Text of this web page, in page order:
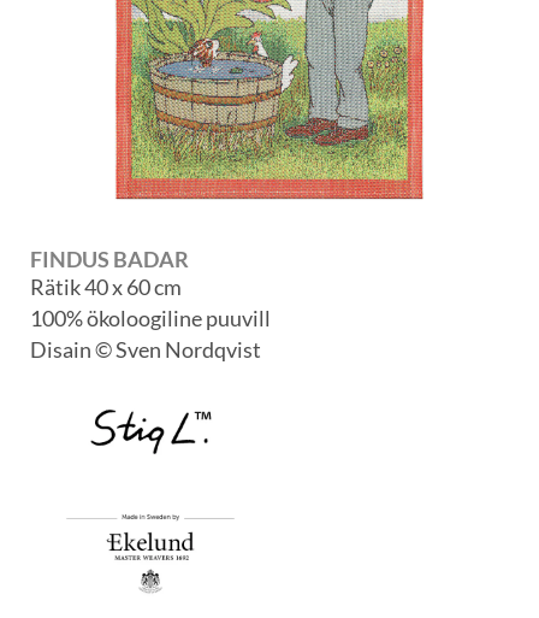
FINDUS BADAR
Rätik 40 x 60 cm
100% ökoloogiline puuvill
Disain © Sven Nordqvist